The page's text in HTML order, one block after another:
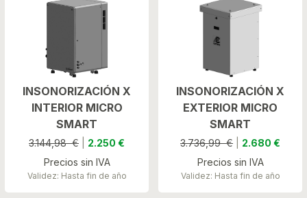
INSONORIZACIÓN X
INTERIOR MICRO
SMART
3.144,98 €
2.250 €
Precios sin IVA
Validez: Hasta fin de año
INSONORIZACIÓN X
EXTERIOR MICRO
SMART
3.736,99 €
2.680 €
Precios sin IVA
Validez: Hasta fin de año